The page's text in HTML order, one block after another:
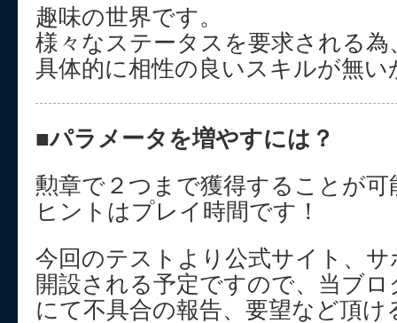
趣味の世界です。
様々なステータスを要求される
具体的に相性の良いスキルが無
■パラメータを増やすには？
勲章で２つまで獲得することが可
ヒントはプレイ時間です！
今回のテストより公式サイト、
開設される予定ですので、当ブ
にて不具合の報告、要望など頂け